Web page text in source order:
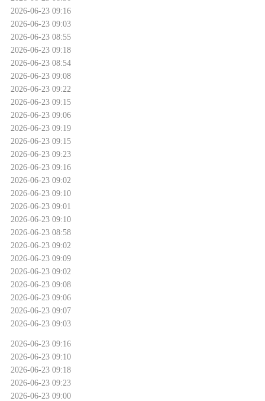
2026-06-23 09:16
2026-06-23 09:03
2026-06-23 08:55
2026-06-23 09:18
2026-06-23 08:54
2026-06-23 09:08
2026-06-23 09:22
2026-06-23 09:15
2026-06-23 09:06
2026-06-23 09:19
2026-06-23 09:15
2026-06-23 09:23
2026-06-23 09:16
2026-06-23 09:02
2026-06-23 09:10
2026-06-23 09:01
2026-06-23 09:10
2026-06-23 08:58
2026-06-23 09:02
2026-06-23 09:09
2026-06-23 09:02
2026-06-23 09:08
2026-06-23 09:06
2026-06-23 09:07
2026-06-23 09:03
2026-06-23 09:16
2026-06-23 09:10
2026-06-23 09:18
2026-06-23 09:23
2026-06-23 09:00